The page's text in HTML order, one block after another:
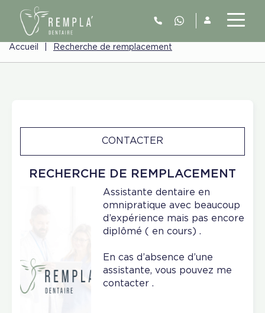
Accueil Recherche de remplacement
RECHERCHE DE REMPLACEMENT
CONTACTER
Assistante dentaire en
omnipratique avec beaucoup
d’expérience mais pas encore
diplômé ( en cours) .
En cas d’absence d’une
assistante, vous pouvez me
contacter .